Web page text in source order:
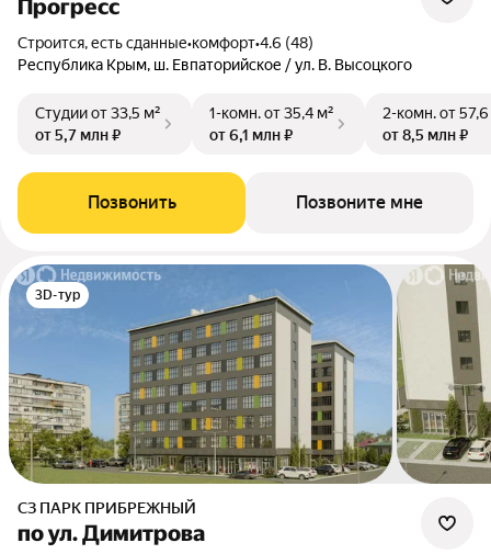
Прогресс
Строится, есть сданные•комфорт•4.6 (48)
Республика Крым, ш. Евпаторийское / ул. В. Высоцкого
Студииот 33,5 м²
от 5,7 млн ₽
1-комн.от 35,4 м²
от 6,1 млн ₽
2-комн.от
от 8,5 млн ₽
Позвонить Позвоните мне
3D-тур
СЗ ПАРК ПРИБРЕЖНЫЙ
по ул. Димитрова